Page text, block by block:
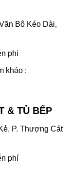
Bô Kéo Dài,
phí
khảo :
& TỦ BẾP
P. Thượng Cát
phí